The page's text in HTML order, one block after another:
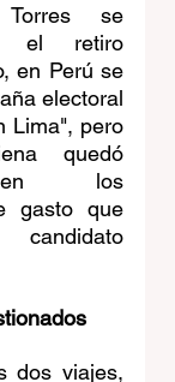
se
el retiro
en Perú se
electoral
Lima", pero
quedó
en los
gasto que
dos viajes,